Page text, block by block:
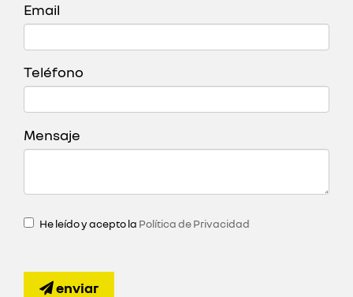
Email
Teléfono
Mensaje
He leído y acepto la Política de Privacidad
enviar